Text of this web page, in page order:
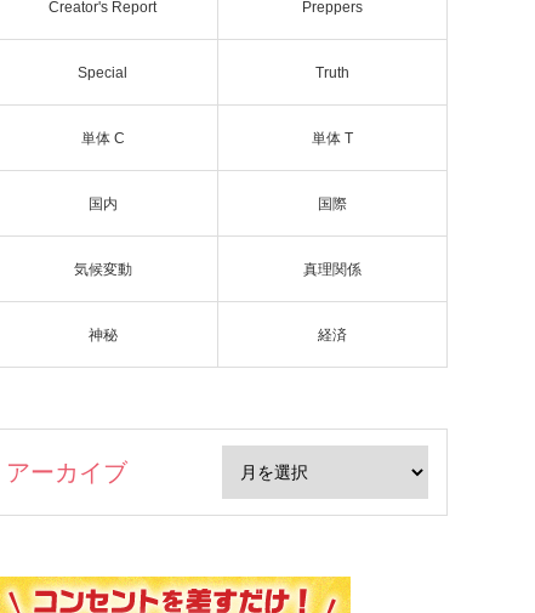
Creator's Report Preppers
Special Truth
単体 C 単体 T
国内 国際
気候変動 真理関係
神秘 経済
アーカイブ